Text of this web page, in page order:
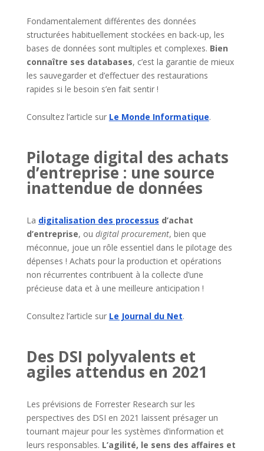
Fondamentalement différentes des données
structurées habituellement stockées en back-up, les
bases de données sont multiples et complexes. Bien
connaître ses databases, c’est la garantie de mieux
les sauvegarder et d’effectuer des restaurations
rapides si le besoin s’en fait sentir !
Consultez l’article sur Le Monde Informatique.
Pilotage digital des achats
d’entreprise : une source
inattendue de données
La digitalisation des processus d’achat
d’entreprise, ou digital procurement, bien que
méconnue, joue un rôle essentiel dans le pilotage des
dépenses ! Achats pour la production et opérations
non récurrentes contribuent à la collecte d’une
précieuse data et à une meilleure anticipation !
Consultez l’article sur Le Journal du Net.
Des DSI polyvalents et
agiles attendus en 2021
Les prévisions de Forrester Research sur les
perspectives des DSI en 2021 laissent présager un
tournant majeur pour les systèmes d’information et
leurs responsables. L’agilité, le sens des affaires et